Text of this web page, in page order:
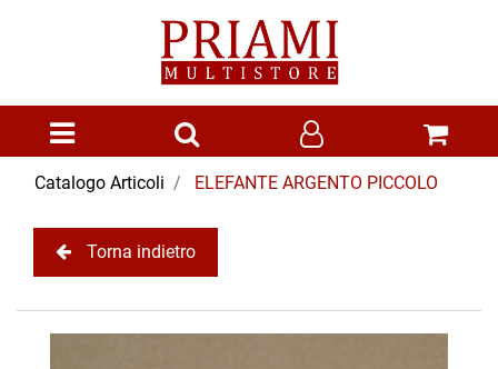
Open menu
Catalogo Articoli ELEFANTE ARGENTO PICCOLO
Torna indietro